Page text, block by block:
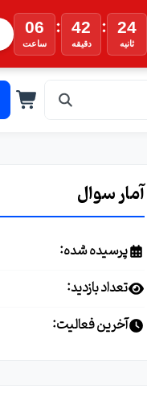
06
ساعت
: 42
دقیقه
: 23
ثانیه
آمار سوال
پرسیده شده:
تعداد بازدید:
آخرین فعالیت: